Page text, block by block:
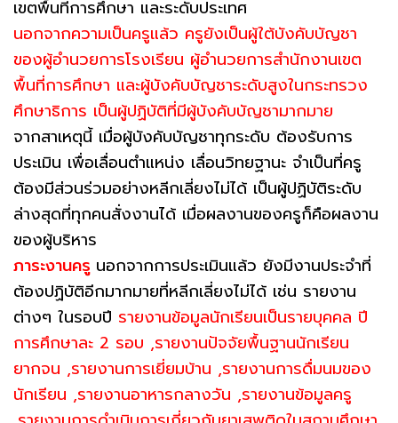
เขตพื้นที่การศึกษา และระดับประเทศ
นอกจากความเป็นครูแล้ว ครูยังเป็นผู้ใต้บังคับบัญชา
ของผู้อำนวยการโรงเรียน ผู้อำนวยการสำนักงานเขต
พื้นที่การศึกษา และผู้บังคับบัญชาระดับสูงในกระทรวง
ศึกษาธิการ เป็นผู้ปฏิบัติที่มีผู้บังคับบัญชามากมาย
จากสาเหตุนี้ เมื่อผู้บังคับบัญชาทุกระดับ ต้องรับการ
ประเมิน เพื่อเลื่อนตำแหน่ง เลื่อนวิทยฐานะ จำเป็นที่ครู
ต้องมีส่วนร่วมอย่างหลีกเลี่ยงไม่ได้ เป็นผู้ปฏิบัติระดับ
ล่างสุดที่ทุกคนสั่งงานได้ เมื่อผลงานของครูก็คือผลงาน
ของผู้บริหาร
ภาระงานครู นอกจากการประเมินแล้ว ยังมีงานประจำที่
ต้องปฏิบัติอีกมากมายที่หลีกเลี่ยงไม่ได้ เช่น รายงาน
ต่างๆ ในรอบปี รายงานข้อมูลนักเรียนเป็นรายบุคคล ปี
การศึกษาละ 2 รอบ ,รายงานปัจจัยพื้นฐานนักเรียน
ยากจน ,รายงานการเยี่ยมบ้าน ,รายงานการดื่มนมของ
นักเรียน ,รายงานอาหารกลางวัน ,รายงานข้อมูลครู